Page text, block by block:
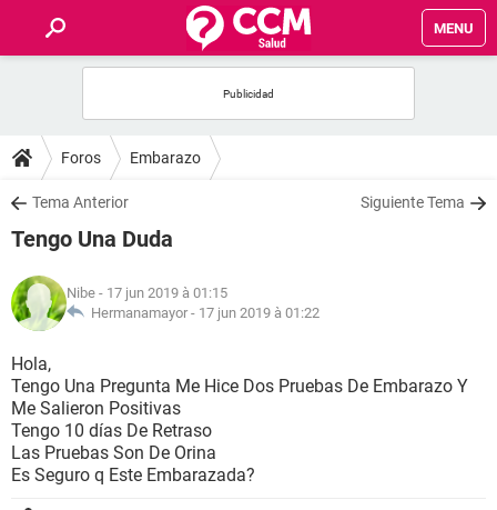
MENU
FORUMS
SALUD
FAMILIA
NUTRICIÓN
BIENESTAR
SEXUALIDAD
GLOSARIO
Foros Embarazo
Tema Anterior Siguiente Tema
Tengo Una Duda
Nibe - 17 jun 2019 à 01:15
Hermanamayor - 17 jun 2019 à 01:22
Hola,
Tengo Una Pregunta Me Hice Dos Pruebas De Embarazo Y
Me Salieron Positivas
Tengo 10 días De Retraso
Las Pruebas Son De Orina
Es Seguro q Este Embarazada?